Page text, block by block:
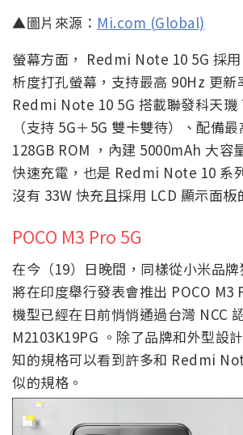
▲圖片來源： Mi.com (Global)
螢幕方面， Redmi Note 10 5G 採
析度打孔螢幕，支持最高 90Hz 更新
Redmi Note 10 5G 搭載聯發科天璣
（支持 5G＋5G 雙卡雙待）、配備最
128GB ROM ，內建 5000mAh 大容
快速充電，也是 Redmi Note 10 系
沒有 33W 快充且採用 LCD 顯示面板
POCO M3 Pro 5G
在今（19）日晚間，同樣從小米品
將在印度舉行發表會推出 POCO M3
機型已經在日前悄悄通過台灣 NCC
M2103K19PG 。除了品牌和外型設
知的規格可以看到許多和 Redmi
似的規格。